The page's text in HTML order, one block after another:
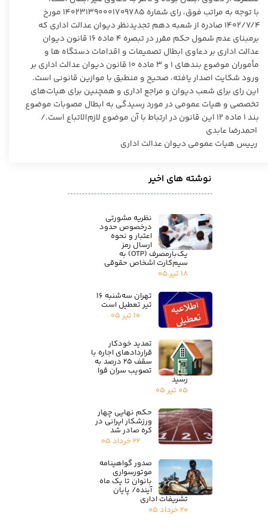
با توجه به مراتب فوق، رای شماره ۱۴۰۲۳۱۳۹۰۰۰۱۷۰۹۷۸۵ مورخ
۱۴۰۲/۷/۴ صادره از شعبه دهم تجدیدنظر دیوان عدالت اداری که
برمبنای عدم شمول حکم مقرر در تبصره ۴ ماده ۱۶ قانون دیوان
عدالت اداری بر دعاوی ابطال تصمیمات و اقدامات دستگاه ها و
مأموران موضوع بندهای ۱ و ۳ ماده ۱۰ قانون دیوان عدالت اداری بر
ورود شکایت اصدار یافته، صحیح و منطبق با موازین قانونی است.
این رای برای شعب دیوان و مراجع اداری و همچنین برای هیات‌های
تخصصی و هیات عمومی در مورد رسیدگی به ابطال مصوبات موضوع
بند ۱ ماده ۱۲ این قانون در ارتباط با آن موضوع لازم‌الاتباع است./
احمدرضا عابدی
رییس هیات عمومی دیوان عدالت اداری
نوشته های اخیر
نظریه مشورتی
درخصوص حدود
اعتبار و نحوه
ارسال رمز
یک‌بارمصرف (OTP) به
سیم‌کارت اشخاص حقوقی
۱۸ تیر ۰۵
تهران سه‌شنبه ۱۶
تیر تعطیل است
۱۰ تیر ۰۵
تمدید خودکار
قراردادهای اجاره با
سقف ۲۵ درصد به
تصویب سران قوا
رسید
۰۵ تیر ۰۵
حکم نهایی چهار
ورزشکار ایرانی در
کره صادر شد
۲۲ خرداد ۰۵
صدور گواهینامه
موتورسواری
بانوان تا یک ماه
آینده/ پایان
تشریفات اداری
۲۰ خرداد ۰۵